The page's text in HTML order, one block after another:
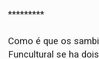
*********
Como é que os
Funcultural se ha